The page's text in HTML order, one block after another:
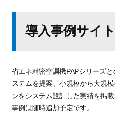
導入事例サイト
省エネ精密空調機PAPシリーズ
ステムを提案、小規模から大規
ンをシステム設計した実績を掲載
事例は随時追加予定です。